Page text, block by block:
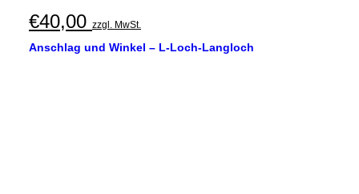
€40,00 zzgl. MwSt.
Anschlag und Winkel – L-Loch-Langloch